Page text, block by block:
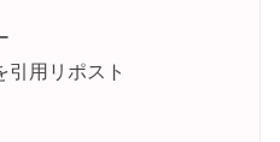
用リポスト